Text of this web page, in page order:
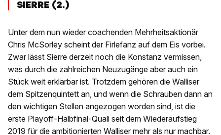
SIERRE (2.)
Unter dem nun wieder coachenden Mehrheitsaktionär
Chris McSorley scheint der Firlefanz auf dem Eis vorbei.
Zwar lässt Sierre derzeit noch die Konstanz vermissen,
was durch die zahlreichen Neuzugänge aber auch ein
Stück weit erklärbar ist. Trotzdem gehören die Walliser
dem Spitzenquintett an, und wenn die Schrauben dann an
den wichtigen Stellen angezogen worden sind, ist die
erste Playoff-Halbfinal-Quali seit dem Wiederaufstieg
2019 für die ambitionierten Walliser mehr als nur machbar.